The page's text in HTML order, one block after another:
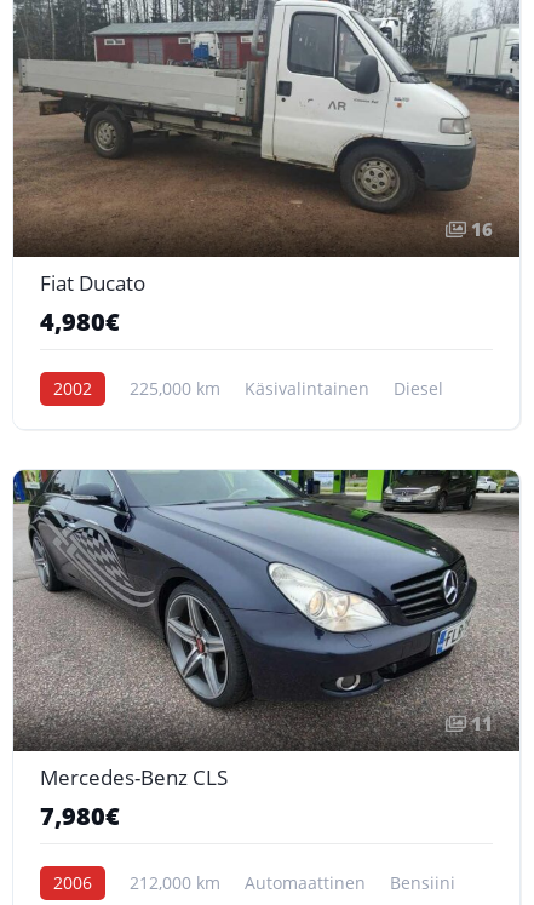
16
Fiat Ducato
4,980€
2002 225,000 km Käsivalintainen Diesel
11
Mercedes-Benz CLS
7,980€
2006 212,000 km Automaattinen Bensiini